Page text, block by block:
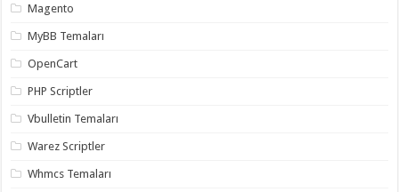
Magento
MyBB Temaları
OpenCart
PHP Scriptler
Vbulletin Temaları
Warez Scriptler
Whmcs Temaları